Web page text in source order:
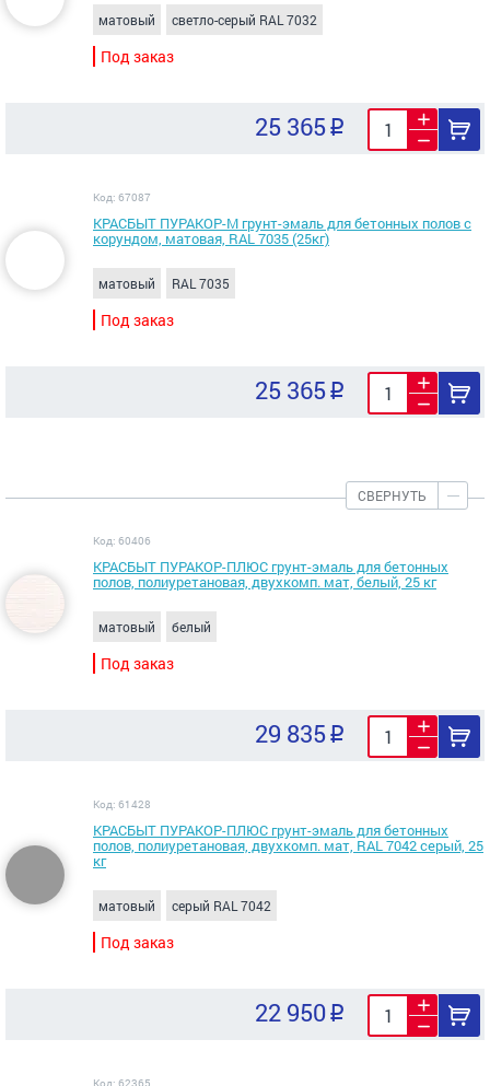
матовый светло-серый RAL 7032
Под заказ
25 365
Код: 67087
КРАСБЫТ ПУРАКОР-М грунт-эмаль для бетонных полов с
корундом, матовая, RAL 7035 (25кг)
матовый RAL 7035
Под заказ
25 365
СВЕРНУТЬ
Код: 60406
КРАСБЫТ ПУРАКОР-ПЛЮС грунт-эмаль для бетонных
полов, полиуретановая, двухкомп. мат, белый, 25 кг
матовый белый
Под заказ
29 835
Код: 61428
КРАСБЫТ ПУРАКОР-ПЛЮС грунт-эмаль для бетонных
полов, полиуретановая, двухкомп. мат, RAL 7042 серый, 25
кг
матовый серый RAL 7042
Под заказ
22 950